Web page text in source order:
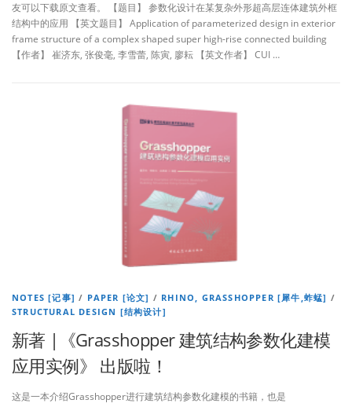
友可以下载原文查看。 【题目】 参数化设计在某复杂外形超高层连体建筑外框
结构中的应用 【英文题目】 Application of parameterized design in exterior
frame structure of a complex shaped super high-rise connected building
【作者】 崔济东, 张俊毫, 李雪蕾, 陈寅, 廖耘 【英文作者】 CUI …
NOTES [记事] / PAPER [论文] / RHINO, GRASSHOPPER [犀牛,蚱蜢] /
STRUCTURAL DESIGN [结构设计]
新著 |《Grasshopper 建筑结构参数化建模
应用实例》 出版啦！
这是一本介绍Grasshopper进行建筑结构参数化建模的书籍，也是